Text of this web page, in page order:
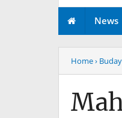
News
Home›